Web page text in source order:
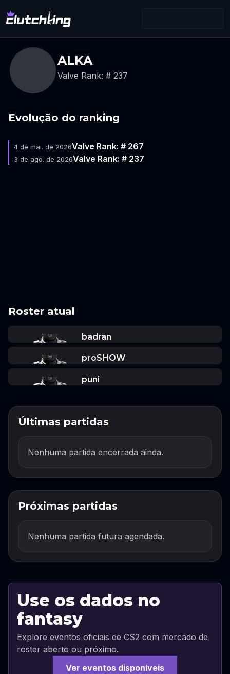
ALKA
Valve Rank: # 237
Evolução do ranking
4 de mai. de 2026Valve Rank: # 267
3 de ago. de 2026Valve Rank: # 237
Roster atual
badran
proSHOW
puni
Últimas partidas
Nenhuma partida encerrada ainda.
Próximas partidas
Nenhuma partida futura agendada.
Use os dados no
fantasy
Explore eventos oficiais de CS2 com mercado de
roster aberto ou próximo.
Ver eventos disponíveis